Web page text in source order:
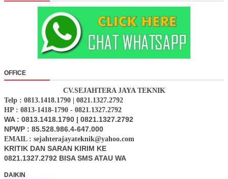
OFFICE
CV.SEJAHTERA JAYA TEKNIK
Telp : 0813.1418.1790 | 0821.1327.2792
HP : 0813-1418-1790 - 0821.1327.2792
WA : 0813.1418.1790 | 0821.1327.2792
NPWP : 85.528.986.4-647.000
EMAIL : sejahterajayateknik@yahoo.com
KRITIK DAN SARAN KIRIM KE
0821.1327.2792 BISA SMS ATAU WA
DAIKIN